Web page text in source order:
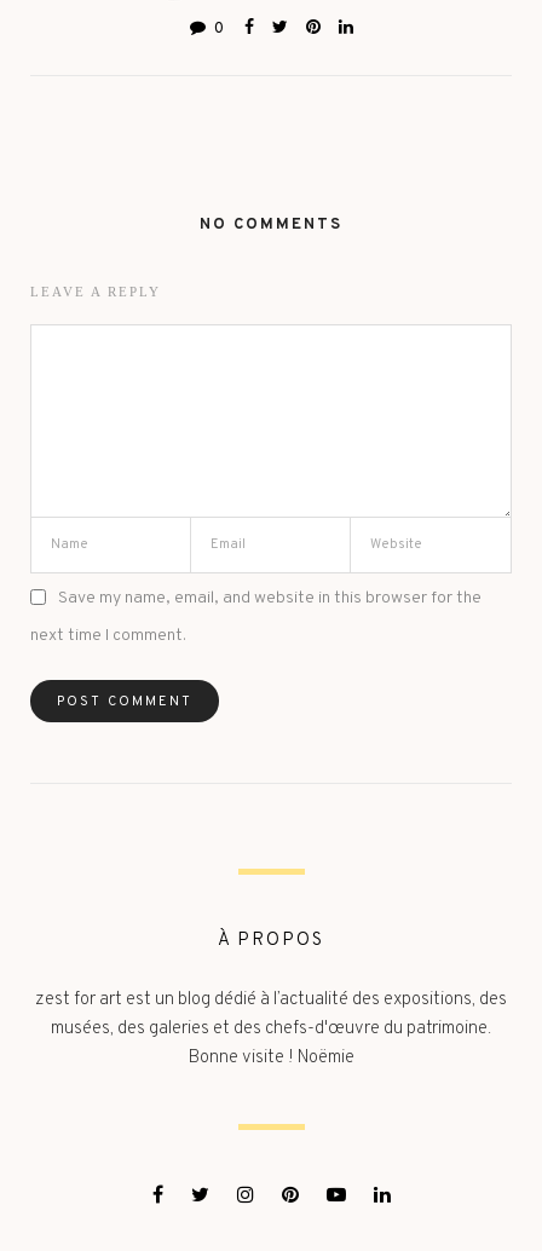
0
NO COMMENTS
LEAVE A REPLY
Save my name, email, and website in this browser for the
next time I comment.
À PROPOS
zest for art est un blog dédié à l’actualité des expositions, des
musées, des galeries et des chefs-d'œuvre du patrimoine.
Bonne visite ! Noëmie